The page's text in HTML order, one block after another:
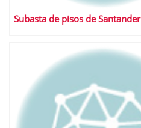
Subasta de pisos de Santander